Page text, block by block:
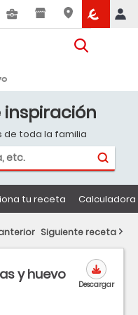
inspiración
de toda la familia
tu receta
y huevo
Descargar
Siguiente receta